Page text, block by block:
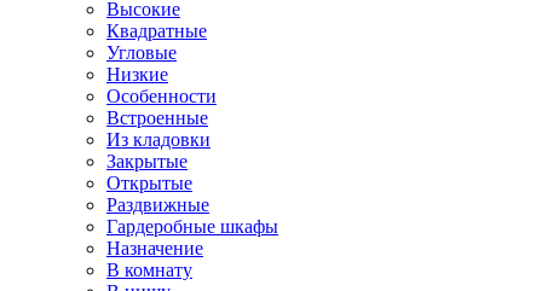
Высокие
Квадратные
Угловые
Низкие
Особенности
Встроенные
Из кладовки
Закрытые
Открытые
Раздвижные
Гардеробные шкафы
Назначение
В комнату